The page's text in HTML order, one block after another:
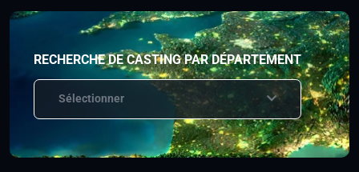
RECHERCHE DE CASTING PAR DÉPARTEMENT
Sélectionner